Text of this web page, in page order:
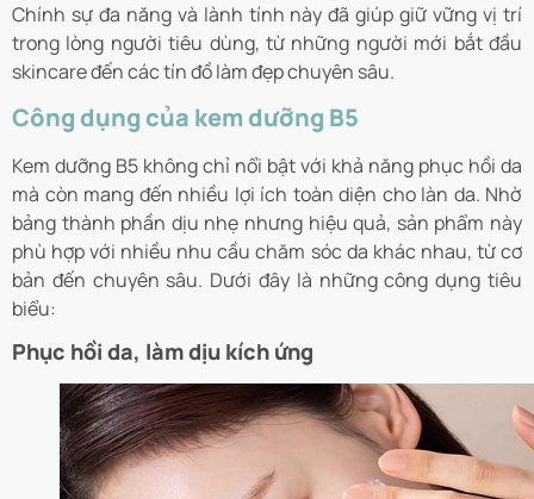
Chính sự đa năng và lành tính này đã giúp giữ vững vị trí
trong lòng người tiêu dùng, từ những người mới bắt đầu
skincare đến các tín đồ làm đẹp chuyên sâu.
Công dụng của kem dưỡng B5
Kem dưỡng B5 không chỉ nổi bật với khả năng phục hồi da
mà còn mang đến nhiều lợi ích toàn diện cho làn da. Nhờ
bảng thành phần dịu nhẹ nhưng hiệu quả, sản phẩm này
phù hợp với nhiều nhu cầu chăm sóc da khác nhau, từ cơ
bản đến chuyên sâu. Dưới đây là những công dụng tiêu
biểu:
Phục hồi da, làm dịu kích ứng